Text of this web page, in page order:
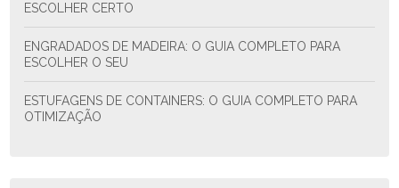
ESCOLHER CERTO
ENGRADADOS DE MADEIRA: O GUIA COMPLETO PARA
ESCOLHER O SEU
ESTUFAGENS DE CONTAINERS: O GUIA COMPLETO PARA
OTIMIZAÇÃO